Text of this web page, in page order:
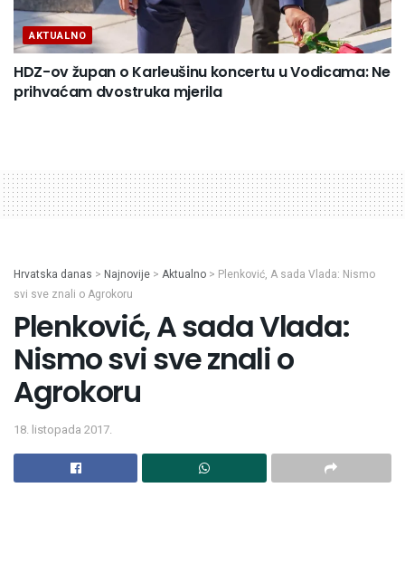
AKTUALNO
HDZ-ov župan o Karleušinu koncertu u Vodicama: Ne
prihvaćam dvostruka mjerila
Hrvatska danas > Najnovije > Aktualno > Plenković, A sada Vlada: Nismo
svi sve znali o Agrokoru
Plenković, A sada Vlada:
Nismo svi sve znali o
Agrokoru
18. listopada 2017.